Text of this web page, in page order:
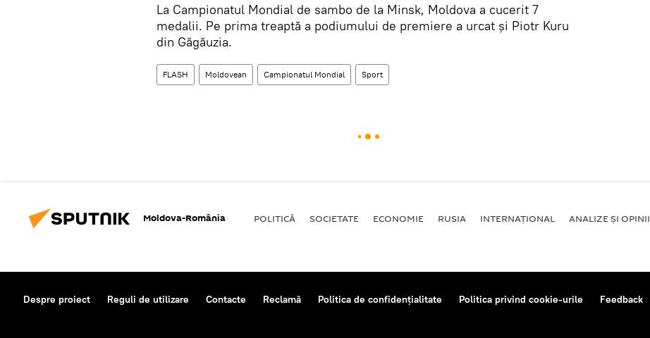
La Campionatul Mondial de sambo de la Minsk, Moldova a cucerit 7
medalii. Pe prima treaptă a podiumului de premiere a urcat și Piotr Kuru
din Găgăuzia.
FLASH Moldovean Campionatul Mondial Sport
Moldova-România POLITICĂ SOCIETATE ECONOMIE RUSIA INTERNAŢIONAL ANALIZE ȘI OPINII
Despre proiect Reguli de utilizare Contacte Reclamă Politica de confidențialitate Politica privind cookie-urile Feedback